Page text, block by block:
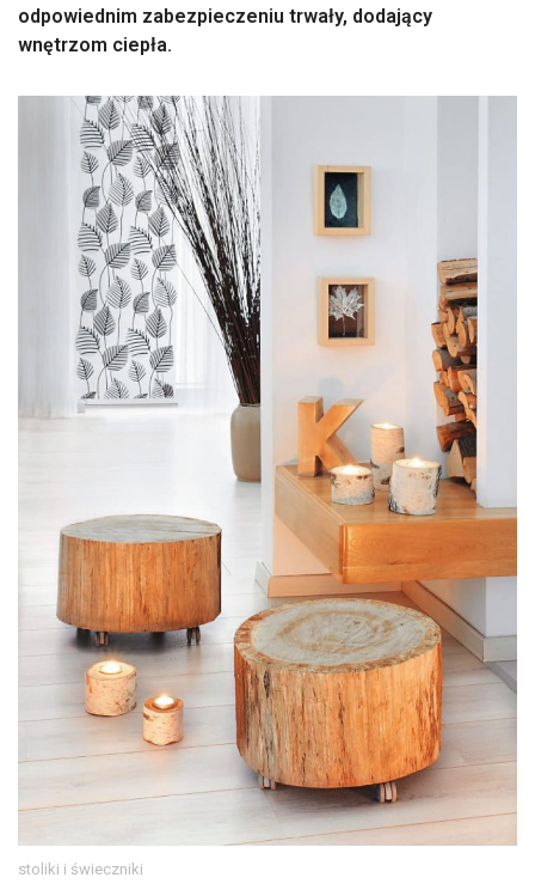
odpowiednim zabezpieczeniu trwały, dodający
wnętrzom ciepła.
stoliki i świeczniki